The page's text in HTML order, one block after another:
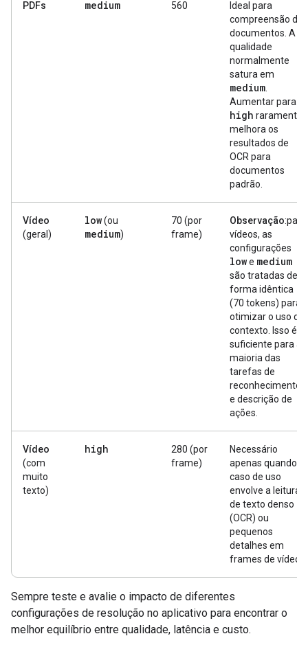
PDFs medium 560
Ideal para
compreensão de
documentos. A
qualidade
normalmente
satura em
medium
Aumentar para
high raramente
melhora os
resultados de
OCR para
documentos
padrão.
Vídeo
(geral)
low(ou
medium)
70 (por
frame)
Observação:para
vídeos, as
configurações
lowe medium
são tratadas de
forma idêntica
(70 tokens) para
otimizar o uso do
contexto. Isso é
suficiente para a
maioria das
tarefas de
reconhecimento
e descrição de
ações.
Vídeo
(com
muito
texto)
high
280 (por
frame)
Necessário
apenas quando o
caso de uso
envolve a leitura
de texto denso
(OCR) ou
pequenos
detalhes em
frames de vídeo.
Sempre teste e avalie o impacto de diferentes
configurações de resolução no aplicativo para encontrar o
melhor equilíbrio entre qualidade, latência e custo.